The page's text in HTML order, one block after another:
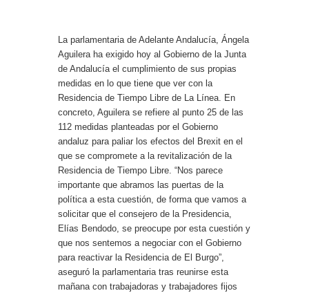
La parlamentaria de Adelante Andalucía, Ángela
Aguilera ha exigido hoy al Gobierno de la Junta
de Andalucía el cumplimiento de sus propias
medidas en lo que tiene que ver con la
Residencia de Tiempo Libre de La Línea. En
concreto, Aguilera se refiere al punto 25 de las
112 medidas planteadas por el Gobierno
andaluz para paliar los efectos del Brexit en el
que se compromete a la revitalización de la
Residencia de Tiempo Libre. “Nos parece
importante que abramos las puertas de la
política a esta cuestión, de forma que vamos a
solicitar que el consejero de la Presidencia,
Elías Bendodo, se preocupe por esta cuestión y
que nos sentemos a negociar con el Gobierno
para reactivar la Residencia de El Burgo”,
aseguró la parlamentaria tras reunirse esta
mañana con trabajadoras y trabajadores fijos